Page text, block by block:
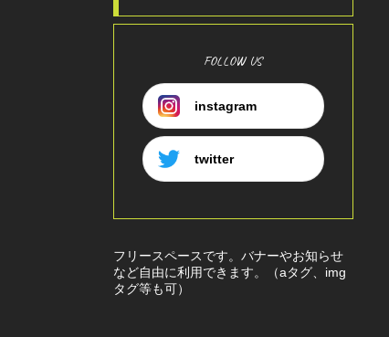
FOLLOW US
instagram
twitter
フリースペースです。バナーやお知らせ
など自由に利用できます。（aタグ、img
タグ等も可）